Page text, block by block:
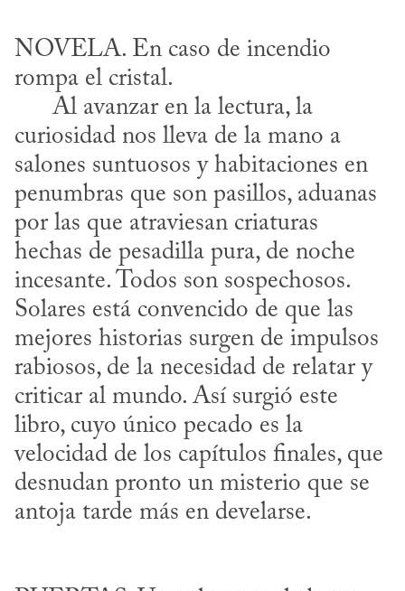
NOVELA. En caso de incendio
rompa el cristal.
curiosidad nos lleva de la mano a
salones suntuosos y habitaciones en
penumbras que son pasillos, aduanas
por las que atraviesan criaturas
hechas de pesadilla pura, de noche
incesante. Todos son sospechosos.
Solares está convencido de que las
mejores historias surgen de impulsos
rabiosos, de la necesidad de relatar y
criticar al mundo. Así surgió este
libro, cuyo único pecado es la
velocidad de los capítulos finales, que
desnudan pronto un misterio que se